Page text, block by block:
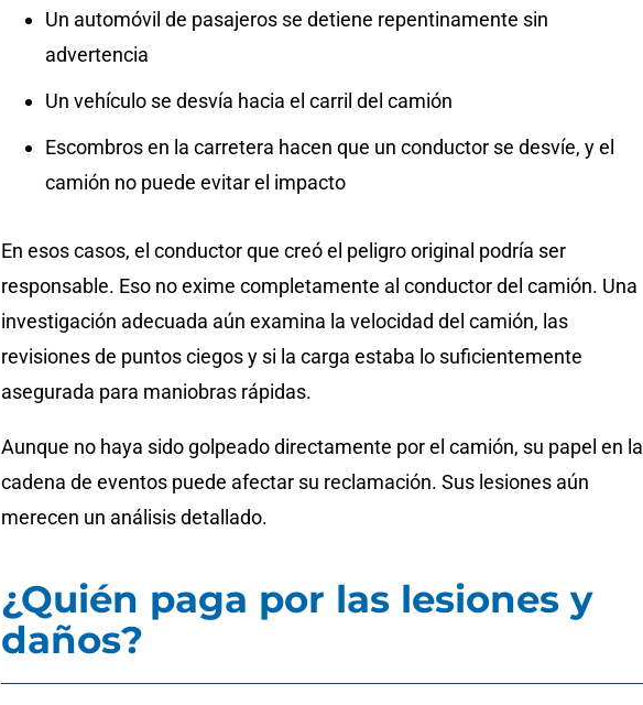
Un automóvil de pasajeros se detiene repentinamente sin
advertencia
Un vehículo se desvía hacia el carril del camión
Escombros en la carretera hacen que un conductor se desvíe, y el
camión no puede evitar el impacto
En esos casos, el conductor que creó el peligro original podría ser
responsable. Eso no exime completamente al conductor del camión. Una
investigación adecuada aún examina la velocidad del camión, las
revisiones de puntos ciegos y si la carga estaba lo suficientemente
asegurada para maniobras rápidas.
Aunque no haya sido golpeado directamente por el camión, su papel en la
cadena de eventos puede afectar su reclamación. Sus lesiones aún
merecen un análisis detallado.
¿Quién paga por las lesiones y
daños?